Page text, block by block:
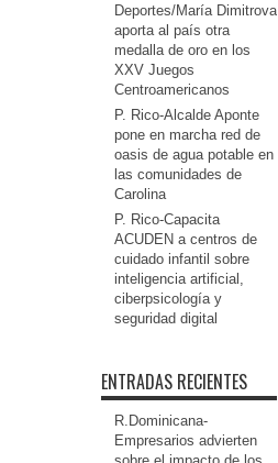
Deportes/María Dimitrova
aporta al país otra
medalla de oro en los
XXV Juegos
Centroamericanos
P. Rico-Alcalde Aponte
pone en marcha red de
oasis de agua potable en
las comunidades de
Carolina
P. Rico-Capacita
ACUDEN a centros de
cuidado infantil sobre
inteligencia artificial,
ciberpsicología y
seguridad digital
ENTRADAS RECIENTES
R.Dominicana-
Empresarios advierten